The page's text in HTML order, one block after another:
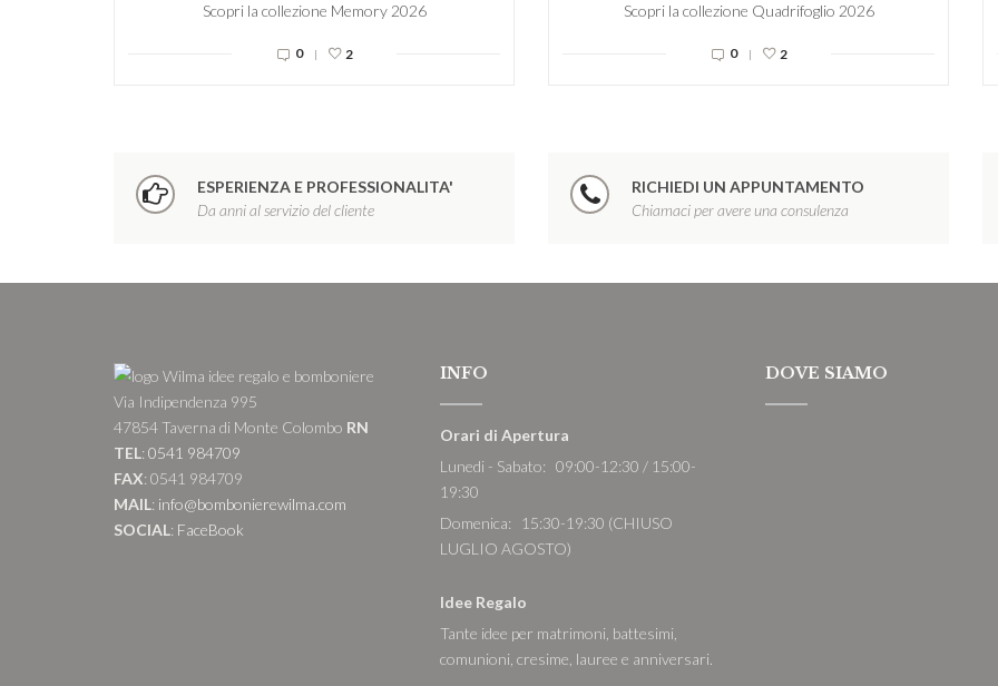
Scopri la collezione Memory 2026
0 | 2
Scopri la collezione Quadrifoglio 2026
0 | 2
ESPERIENZA E PROFESSIONALITA'
Da anni al servizio del cliente
RICHIEDI UN APPUNTAMENTO
Chiamaci per avere una consulenza
Via Indipendenza 995
47854 Taverna di Monte Colombo RN
TEL: 0541 984709
FAX: 0541 984709
MAIL: info@bombonierewilma.com
SOCIAL: FaceBook
INFO
Orari di Apertura
Lunedi - Sabato: 09:00-12:30 / 15:00-
19:30
Domenica: 15:30-19:30 (CHIUSO
LUGLIO AGOSTO)
Idee Regalo
Tante idee per matrimoni, battesimi,
comunioni, cresime, lauree e anniversari.
DOVE SIAMO